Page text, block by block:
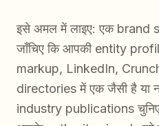
इसे अमल में लाइए: एक brand
जाँचिए कि आपकी entity
markup, LinkedIn,
directories में एक जैसी है या
industry publications